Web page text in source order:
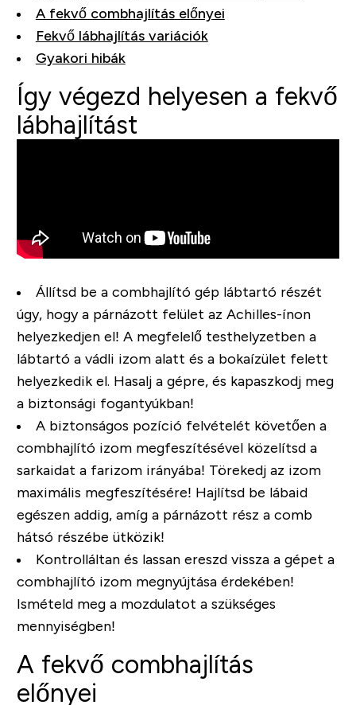
A fekvő combhajlítás előnyei
Fekvő lábhajlítás variációk
Gyakori hibák
Így végezd helyesen a fekvő
lábhajlítást
Állítsd be a combhajlító gép lábtartó részét
úgy, hogy a párnázott felület az Achilles-ínon
helyezkedjen el! A megfelelő testhelyzetben a
lábtartó a vádli izom alatt és a bokaízület felett
helyezkedik el. Hasalj a gépre, és kapaszkodj meg
a biztonsági fogantyúkban!
A biztonságos pozíció felvételét követően a
combhajlító izom megfeszítésével közelítsd a
sarkaidat a farizom irányába! Törekedj az izom
maximális megfeszítésére! Hajlítsd be lábaid
egészen addig, amíg a párnázott rész a comb
hátsó részébe ütközik!
Kontrolláltan és lassan ereszd vissza a gépet a
combhajlító izom megnyújtása érdekében!
Ismételd meg a mozdulatot a szükséges
mennyiségben!
A fekvő combhajlítás
előnyei